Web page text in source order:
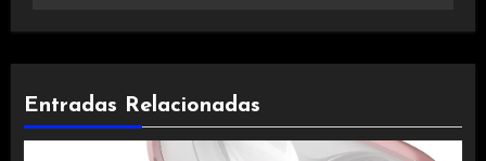
Entradas Relacionadas